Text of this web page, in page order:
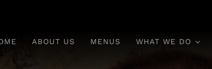
ABOUT US MENUS WHAT WE DO